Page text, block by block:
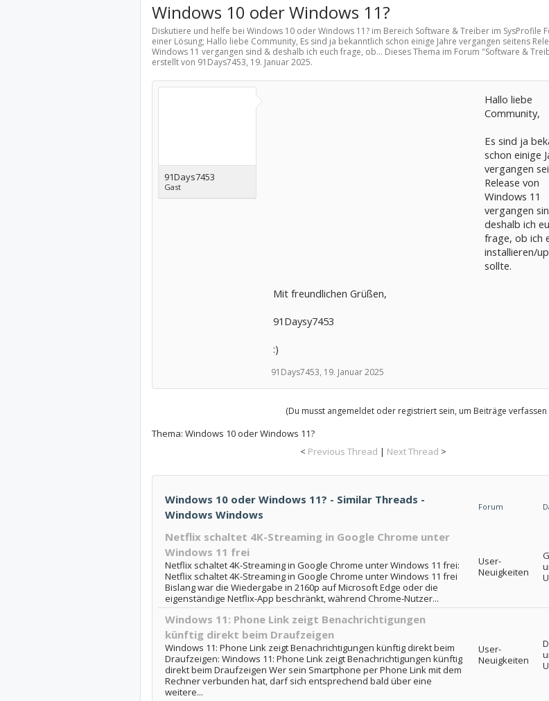
Windows 10 oder Windows 11?
Diskutiere und helfe bei Windows 10 oder Windows 11? im Bereich Software & Treiberim SysProfile
einer Lösung; Hallo liebe Community, Es sind ja bekanntlich schon einige Jahre vergangen seitens
Windows 11 vergangen sind & deshalb ich euch frage, ob... Dieses Thema im Forum "Software &
erstellt von 91Days7453, 19. Januar 2025.
91Days7453
Gast
Hallo liebe
Community,
Es sind ja
schon einige
vergangen
Release von
Windows 11
vergangen
deshalb ich
frage, ob ich
installieren/
sollte.
Mit freundlichen Grüßen,
91Daysy7453
:)
91Days7453, 19. Januar 2025
(Du musst angemeldet oder registriert sein, um Beiträge verfassen
Thema: Windows 10 oder Windows 11?
< Previous Thread | Next Thread >
Windows 10 oder Windows 11? - Similar Threads -
Windows Windows
Forum
Netflix schaltet 4K-Streaming in Google Chrome unter
Windows 11 frei
Netflix schaltet 4K-Streaming in Google Chrome unter Windows 11 frei:
Netflix schaltet 4K-Streaming in Google Chrome unter Windows 11 frei
Bislang war die Wiedergabe in 2160p auf Microsoft Edge oder die
eigenständige Netflix-App beschränkt, während Chrome-Nutzer...
User-
Neuigkeiten
Windows 11: Phone Link zeigt Benachrichtigungen
künftig direkt beim Draufzeigen
Windows 11: Phone Link zeigt Benachrichtigungen künftig direkt beim
Draufzeigen: Windows 11: Phone Link zeigt Benachrichtigungen künftig
direkt beim Draufzeigen Wer sein Smartphone per Phone Link mit dem
Rechner verbunden hat, darf sich entsprechend bald über eine
weitere...
User-
Neuigkeiten